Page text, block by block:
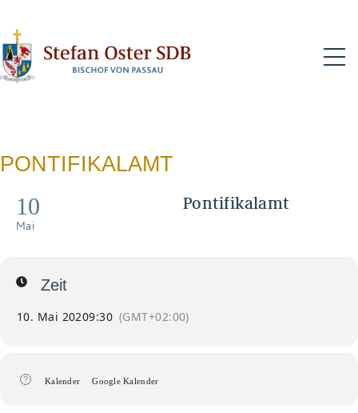
PONTIFIKALAMT
10
Mai
Pontifikalamt
Zeit
10. Mai 20209:30 (GMT+02:00)
Kalender Google Kalender